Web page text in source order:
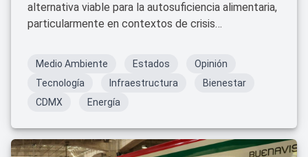
alternativa viable para la autosuficiencia alimentaria,
particularmente en contextos de crisis
contribuye a la mitigación del calentamiento global
Medio Ambiente Estados
Opinión
Tecnología
Infraestructura
Bienestar
CDMX
Energía